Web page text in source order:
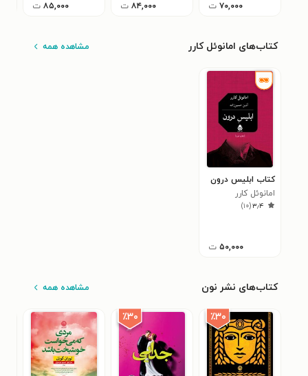
۷۰,۰۰۰ ت ۸۴,۰۰۰ ت ۸۵,۰۰۰ ت
کتاب‌های امانوئل کارر مشاهده همه
کتاب ابلیس درون
امانوئل کارر
۳٫۴(۱۰)
۵۰,۰۰۰ ت
کتاب‌های نشر نون مشاهده همه
٪۳۰ ٪۳۰